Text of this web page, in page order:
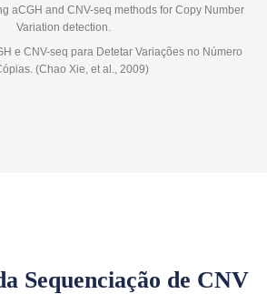
e CNV-seq para Detetar Variações no Número
(Chao Xie, et al., 2009)
Sequenciação de CNV